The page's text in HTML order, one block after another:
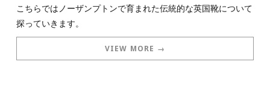
こちらではノーザンプトンで育まれた伝統的な英国靴について
探っていきます。
VIEW MORE →